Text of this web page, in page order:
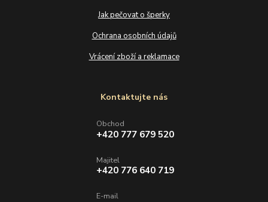
Jak pečovat o šperky
Ochrana osobních údajů
Vrácení zboží a reklamace
Kontaktujte nás
Obchod
+420 777 679 520
Majitel
+420 776 640 719
E-mail